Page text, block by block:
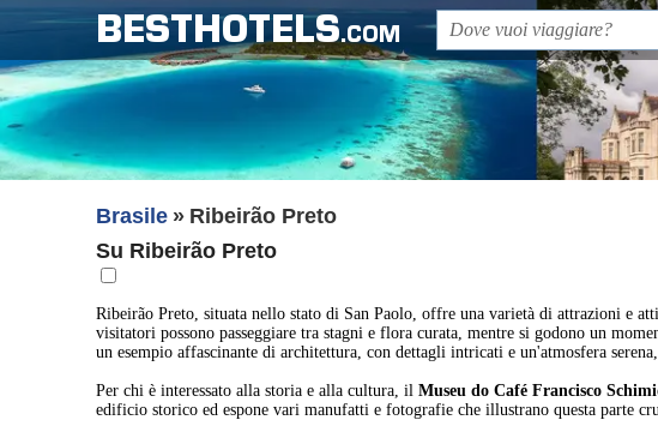
BESTHOTELS.COM
Brasile
Ribeirão Preto
Su Ribeirão Preto
Ribeirão Preto, situata nello stato di San Paolo, offre una varietà di attrazioni e
visitatori possono passeggiare tra stagni e flora curata, mentre si godono un
un esempio affascinante di architettura, con dettagli intricati e un'atmosfera
Per chi è interessato alla storia e alla cultura, ilMuseu do Café Francisco
edificio storico ed espone vari manufatti e fotografie che illustrano questa parte